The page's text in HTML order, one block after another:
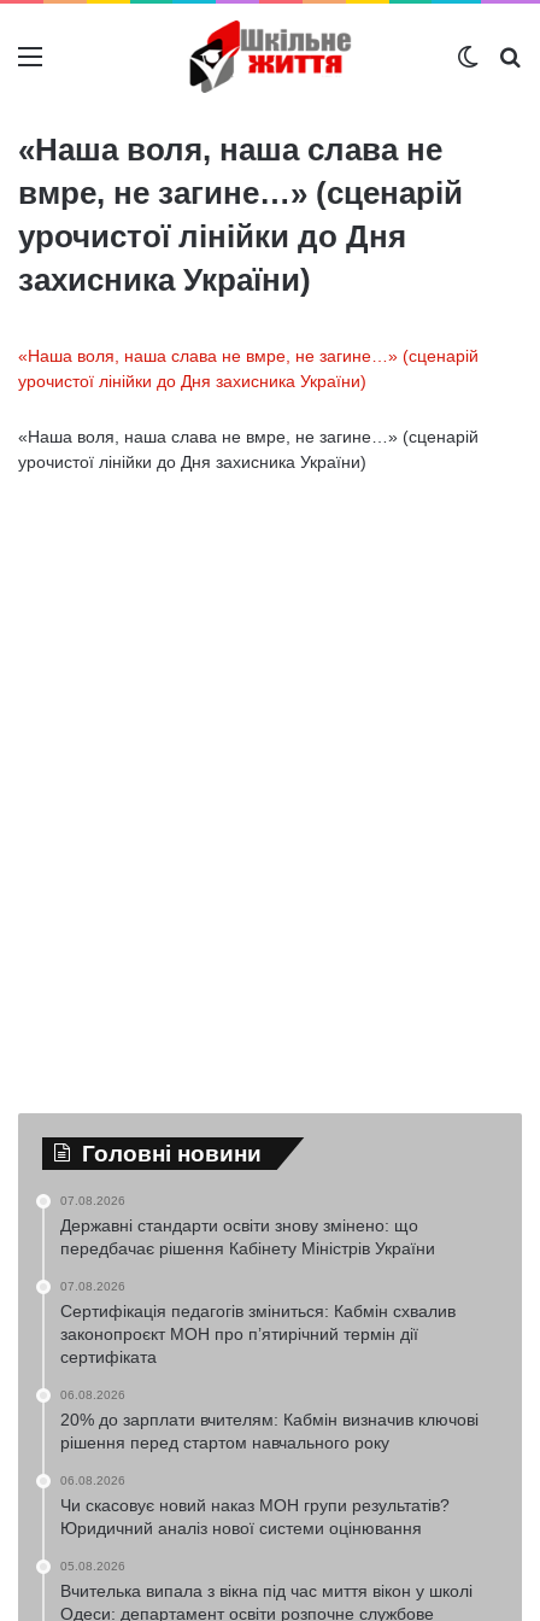
Меню
«Наша воля, наша слава не
вмре, не загине…» (сценарій
урочистої лінійки до Дня
захисника України)
«Наша воля, наша слава не вмре, не загине…» (сценарій
урочистої лінійки до Дня захисника України)
«Наша воля, наша слава не вмре, не загине…» (сценарій
урочистої лінійки до Дня захисника України)
Головні новини
07.08.2026
Державні стандарти освіти знову змінено: що
передбачає рішення Кабінету Міністрів України
07.08.2026
Сертифікація педагогів зміниться: Кабмін схвалив
законопроєкт МОН про п’ятирічний термін дії
сертифіката
06.08.2026
20% до зарплати вчителям: Кабмін визначив ключові
рішення перед стартом навчального року
06.08.2026
Чи скасовує новий наказ МОН групи результатів?
Юридичний аналіз нової системи оцінювання
05.08.2026
Вчителька випала з вікна під час миття вікон у школі
Одеси: департамент освіти розпочне службове